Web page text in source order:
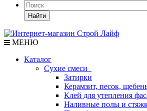
Найти
МЕНЮ
Каталог
Сухие смеси
Затирки
Керамзит, песок,
Клей для утепления
Наливные полы и